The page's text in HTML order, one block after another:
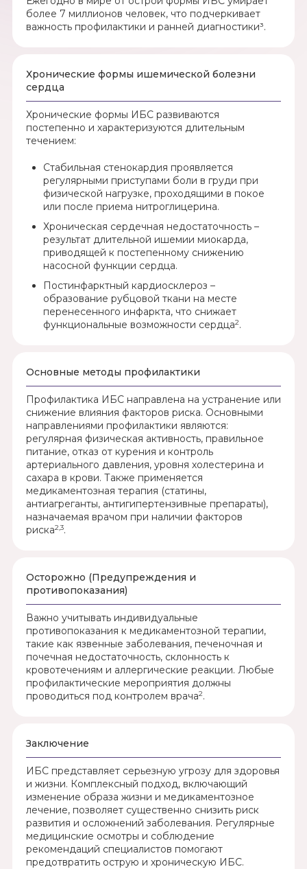
более 7 миллионов человек, что подчеркивает
важность профилактики и ранней диагностики³.
Хронические формы ишемической болезни
сердца
Хронические формы ИБС развиваются
постепенно и характеризуются длительным
течением:
Стабильная стенокардия проявляется
регулярными приступами боли в груди при
физической нагрузке, проходящими в покое
или после приема нитроглицерина.
Хроническая сердечная недостаточность –
результат длительной ишемии миокарда,
приводящей к постепенному снижению
насосной функции сердца.
Постинфарктный кардиосклероз –
образование рубцовой ткани на месте
перенесенного инфаркта, что снижает
функциональные возможности сердца2.
Основные методы профилактики
Профилактика ИБС направлена на устранение или
снижение влияния факторов риска. Основными
направлениями профилактики являются:
регулярная физическая активность, правильное
питание, отказ от курения и контроль
артериального давления, уровня холестерина и
сахара в крови. Также применяется
медикаментозная терапия (статины,
антиагреганты, антигипертензивные препараты),
назначаемая врачом при наличии факторов
риска2,3.
Осторожно (Предупреждения и
противопоказания)
Важно учитывать индивидуальные
противопоказания к медикаментозной терапии,
такие как язвенные заболевания, печеночная и
почечная недостаточность, склонность к
кровотечениям и аллергические реакции. Любые
профилактические мероприятия должны
проводиться под контролем врача2.
Заключение
ИБС представляет серьезную угрозу для здоровья
и жизни. Комплексный подход, включающий
изменение образа жизни и медикаментозное
лечение, позволяет существенно снизить риск
развития и осложнений заболевания. Регулярные
медицинские осмотры и соблюдение
рекомендаций специалистов помогают
предотвратить острую и хроническую ИБС.